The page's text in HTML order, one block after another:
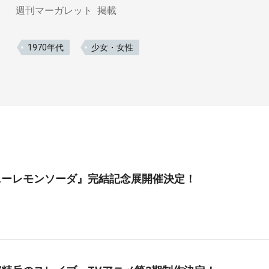
週刊マーガレット 掲載
1970年代 少女・女性
レモンソーダ』完結記念展開催決定！